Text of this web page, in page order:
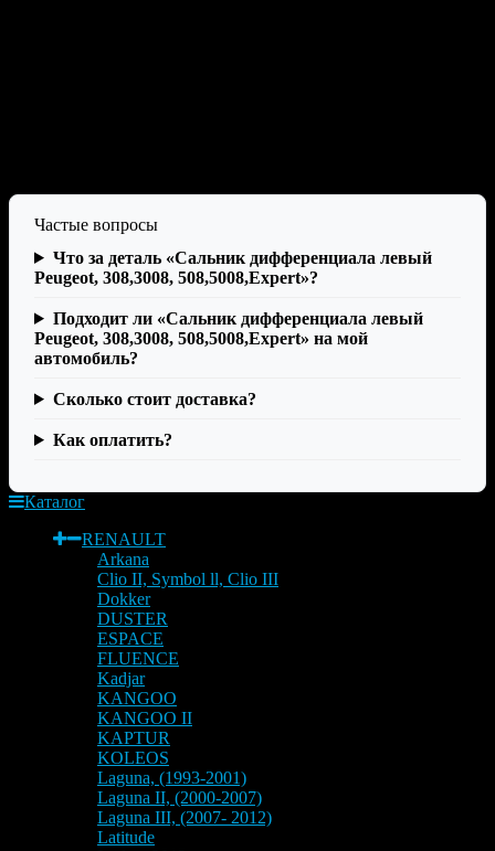
Частые вопросы
Что за деталь «Сальник дифференциала левый
Peugeot, 308,3008, 508,5008,Expert»?
Подходит ли «Сальник дифференциала левый
Peugeot, 308,3008, 508,5008,Expert» на мой
автомобиль?
Сколько стоит доставка?
Как оплатить?
Каталог
RENAULT
Arkana
Clio II, Symbol ll, Clio III
Dokker
DUSTER
ESPACE
FLUENCE
Kadjar
KANGOO
KANGOO II
KAPTUR
KOLEOS
Laguna, (1993-2001)
Laguna II, (2000-2007)
Laguna III, (2007- 2012)
Latitude